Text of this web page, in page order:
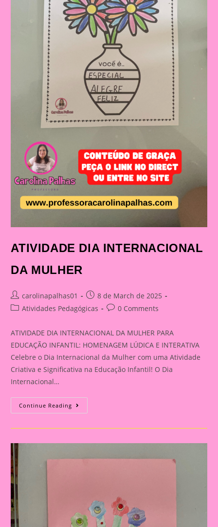
ATIVIDADE DIA INTERNACIONAL
DA MULHER
Post
author:
carolinapalhas01
Post
published:
8 de March de 2025
PostAtividades Pedagógicas
Post0 Comments
ATIVIDADE DIA INTERNACIONAL DA MULHER PARA
EDUCAÇÃO INFANTIL: HOMENAGEM LÚDICA E INTERATIVA
Celebre o Dia Internacional da Mulher com uma Atividade
Criativa e Significativa na Educação Infantil! O Dia
Internacional…
Continue Reading ATIVIDADE
DIA
DA